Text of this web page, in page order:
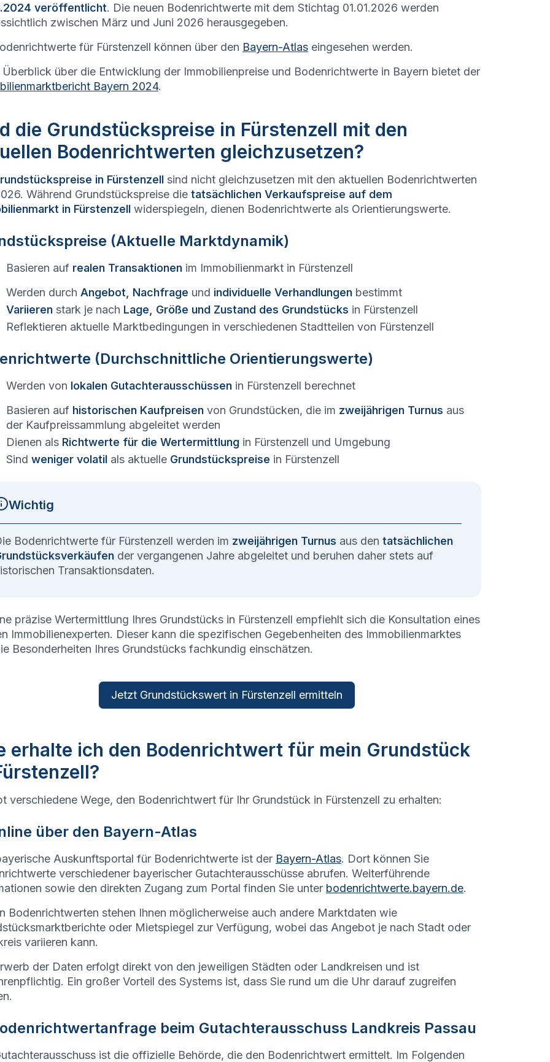
veröffentlicht. Die neuen Bodenrichtwerte mit dem Stichtag 01.01.2026 werden
zwischen März und Juni 2026 herausgegeben.
für Fürstenzell können über den Bayern-Atlas eingesehen werden.
Überblick über die Entwicklung der Immobilienpreise und Bodenrichtwerte in Bayern bietet der
Bayern 2024.
die Grundstückspreise in Fürstenzell mit den
Bodenrichtwerten gleichzusetzen?
in Fürstenzell sind nicht gleichzusetzen mit den aktuellen Bodenrichtwerten
Während Grundstückspreise die tatsächlichen Verkaufspreise auf dem
in Fürstenzell widerspiegeln, dienen Bodenrichtwerte als Orientierungswerte.
(Aktuelle Marktdynamik)
Basieren auf realen Transaktionen im Immobilienmarkt in Fürstenzell
Werden durch Angebot, Nachfrage und individuelle Verhandlungen bestimmt
Variieren stark je nach Lage, Größe und Zustand des Grundstücks in Fürstenzell
Reflektieren aktuelle Marktbedingungen in verschiedenen Stadtteilen von Fürstenzell
(Durchschnittliche Orientierungswerte)
Werden von lokalen Gutachterausschüssen in Fürstenzell berechnet
Basieren auf historischen Kaufpreisen von Grundstücken, die im zweijährigen Turnus aus
der Kaufpreissammlung abgeleitet werden
Dienen als Richtwerte für die Wertermittlung in Fürstenzell und Umgebung
Sind weniger volatil als aktuelle Grundstückspreise in Fürstenzell
Wichtig
Bodenrichtwerte für Fürstenzell werden im zweijährigen Turnus aus den tatsächlichen
der vergangenen Jahre abgeleitet und beruhen daher stets auf
Transaktionsdaten.
präzise Wertermittlung Ihres Grundstücks in Fürstenzell empfiehlt sich die Konsultation eines
Immobilienexperten. Dieser kann die spezifischen Gegebenheiten des Immobilienmarktes
Besonderheiten Ihres Grundstücks fachkundig einschätzen.
Jetzt Grundstückswert in Fürstenzell ermitteln
erhalte ich den Bodenrichtwert für mein Grundstück
verschiedene Wege, den Bodenrichtwert für Ihr Grundstück in Fürstenzell zu erhalten:
über den Bayern-Atlas
Auskunftsportal für Bodenrichtwerte ist der Bayern-Atlas. Dort können Sie
verschiedener bayerischer Gutachterausschüsse abrufen. Weiterführende
sowie den direkten Zugang zum Portal finden Sie unter bodenrichtwerte.bayern.de.
Bodenrichtwerten stehen Ihnen möglicherweise auch andere Marktdaten wie
oder Mietspiegel zur Verfügung, wobei das Angebot je nach Stadt oder
variieren kann.
der Daten erfolgt direkt von den jeweiligen Städten oder Landkreisen und ist
Ein großer Vorteil des Systems ist, dass Sie rund um die Uhr darauf zugreifen
beim Gutachterausschuss Landkreis Passau
ist die offizielle Behörde, die den Bodenrichtwert ermittelt. Im Folgenden